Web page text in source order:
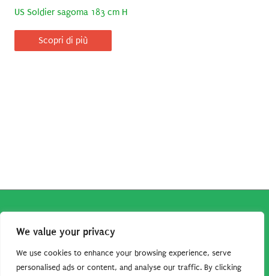
We value your privacy
We use cookies to enhance your browsing experience, serve
personalised ads or content, and analyse our traffic. By clicking
US Soldier sagoma 183 cm H
Scopri di più
associato Amazon percepisce dei ricavi da acquisti idonei.
Tutti i guadagni sono direttamente reinvestiti in questo sito
per continuare a condividere tutorial e risorse per gli amanti